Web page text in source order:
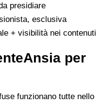
presidiare
esclusiva
+ visibilità nei contenuti
per
funzionano tutte nello